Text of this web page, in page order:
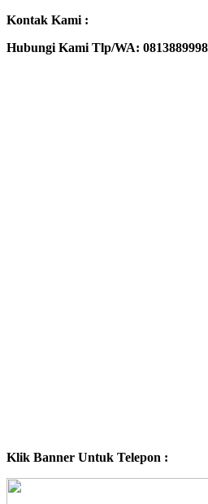
Kontak Kami :
Hubungi Kami Tlp/WA:
Klik Banner Untuk Telepon :